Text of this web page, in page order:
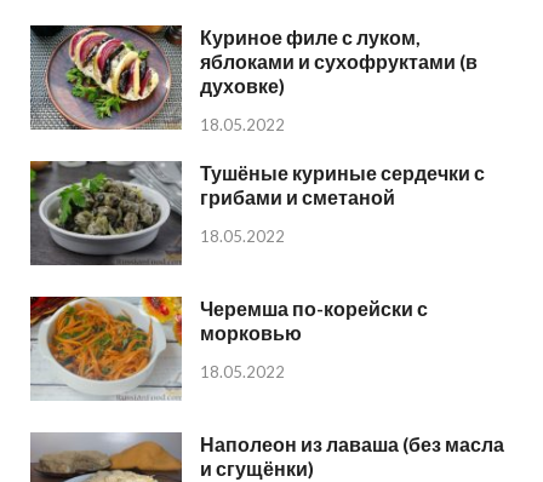
Куриное филе с луком,
яблоками и сухофруктами (в
духовке)
18.05.2022
Тушёные куриные сердечки с
грибами и сметаной
18.05.2022
Черемша по-корейски с
морковью
18.05.2022
Наполеон из лаваша (без масла
и сгущёнки)